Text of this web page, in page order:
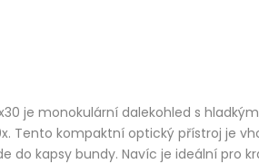
je monokulární dalekohled s
Tento kompaktní optický přístroj je
do kapsy bundy. Navíc je ideální pro